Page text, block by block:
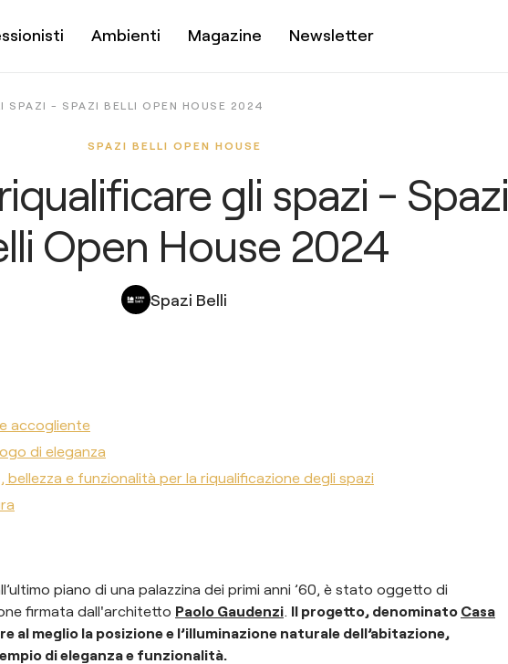
Ambienti Magazine Newsletter
SPAZI - SPAZI BELLI OPEN HOUSE 2024
SPAZI BELLI OPEN HOUSE
gli spazi - Spazi
Open House 2024
Spazi Belli
accogliente
di eleganza
e funzionalità per la riqualificazione degli spazi
piano di una palazzina dei primi anni ’60, è stato oggetto di
firmata dall'architetto Paolo Gaudenzi. Il progetto, denominato Casa
al meglio la posizione e l’illuminazione naturale dell’abitazione,
di eleganza e funzionalità.